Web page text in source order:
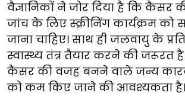
वैज्ञानिकों ने जोर दिया है कि कैंसर
जांच के लिए स्क्रीनिंग कार्यक्रम को
जाना चाहिए। साथ ही जलवायु के
स्वास्थ्य तंत्र तैयार करने की जरूरत
कैंसर की वजह बनने वाले जन्य
को कम किए जाने की आवश्यकता है।